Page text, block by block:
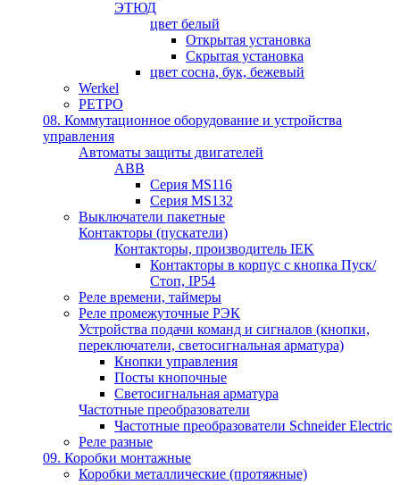
ЭТЮД
цвет белый
Открытая установка
Скрытая установка
цвет сосна, бук, бежевый
Werkel
РЕТРО
08. Коммутационное оборудование и устройства
управления
Автоматы защиты двигателей
ABB
Серия MS116
Серия MS132
Выключатели пакетные
Контакторы (пускатели)
Контакторы, производитель IEK
Контакторы в корпус с кнопка Пуск/
Стоп, IP54
Реле времени, таймеры
Реле промежуточные РЭК
Устройства подачи команд и сигналов (кнопки,
переключатели, светосигнальная арматура)
Кнопки управления
Посты кнопочные
Светосигнальная арматура
Частотные преобразователи
Частотные преобразователи Schneider Electric
Реле разные
09. Коробки монтажные
Коробки металлические (протяжные)